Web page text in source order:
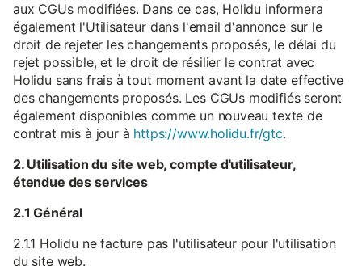
aux CGUs modifiées. Dans ce cas, Holidu informera
également l'Utilisateur dans l'email d'annonce sur le
droit de rejeter les changements proposés, le délai du
rejet possible, et le droit de résilier le contrat avec
Holidu sans frais à tout moment avant la date effective
des changements proposés. Les CGUs modifiés seront
également disponibles comme un nouveau texte de
contrat mis à jour à https://www.holidu.fr/gtc.
2. Utilisation du site web, compte d'utilisateur,
étendue des services
2.1 Général
2.1.1 Holidu ne facture pas l'utilisateur pour l'utilisation
du site web.